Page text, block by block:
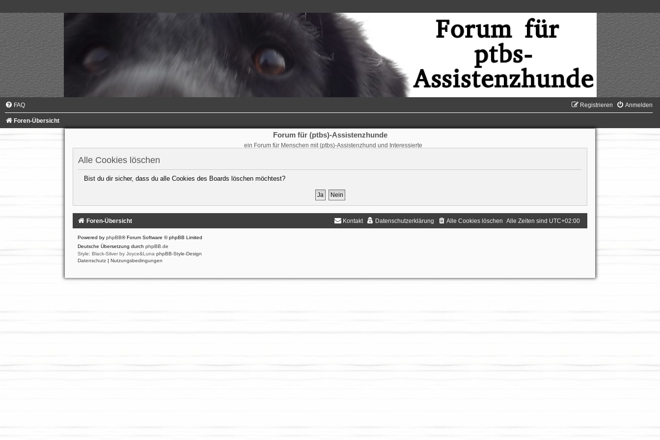
FAQ Anmelden
Registrieren
Foren-Übersicht
Forum für (ptbs)-Assistenzhunde
ein Forum für Menschen mit (ptbs)-Assistenzhund und Interessierte
Alle Cookies löschen
Bist du dir sicher, dass du alle Cookies des Boards löschen möchtest?
Foren-Übersicht Alle Zeiten sind UTC+02:00
Alle Cookies löschen
Datenschutzerklärung
Kontakt
Powered by phpBB® Forum Software © phpBB Limited
Deutsche Übersetzung durch phpBB.de
Style: Black-Silver by Joyce&Luna phpBB-Style-Design
Datenschutz | Nutzungsbedingungen